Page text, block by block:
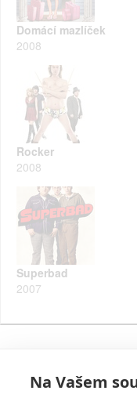
Domácí mazlíček
2008
Rocker
2008
Superbad
2007
Na Vašem